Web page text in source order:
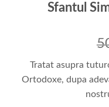
Sfantul
Tratat asupra
Ortodoxe, dupa